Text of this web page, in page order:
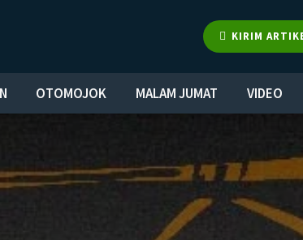
KIRIM
OTOMOJOK MALAM JUMAT VIDEO